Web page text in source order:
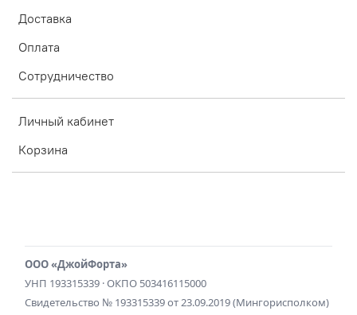
Доставка
Оплата
Сотрудничество
Личный кабинет
Корзина
ООО «ДжойФорта»
УНП 193315339 · ОКПО 503416115000
Свидетельство № 193315339 от 23.09.2019 (Мингорисполком)